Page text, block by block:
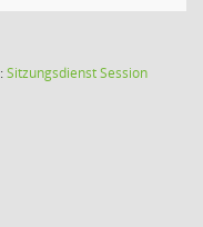
SitzungsdienstSession(Wird in